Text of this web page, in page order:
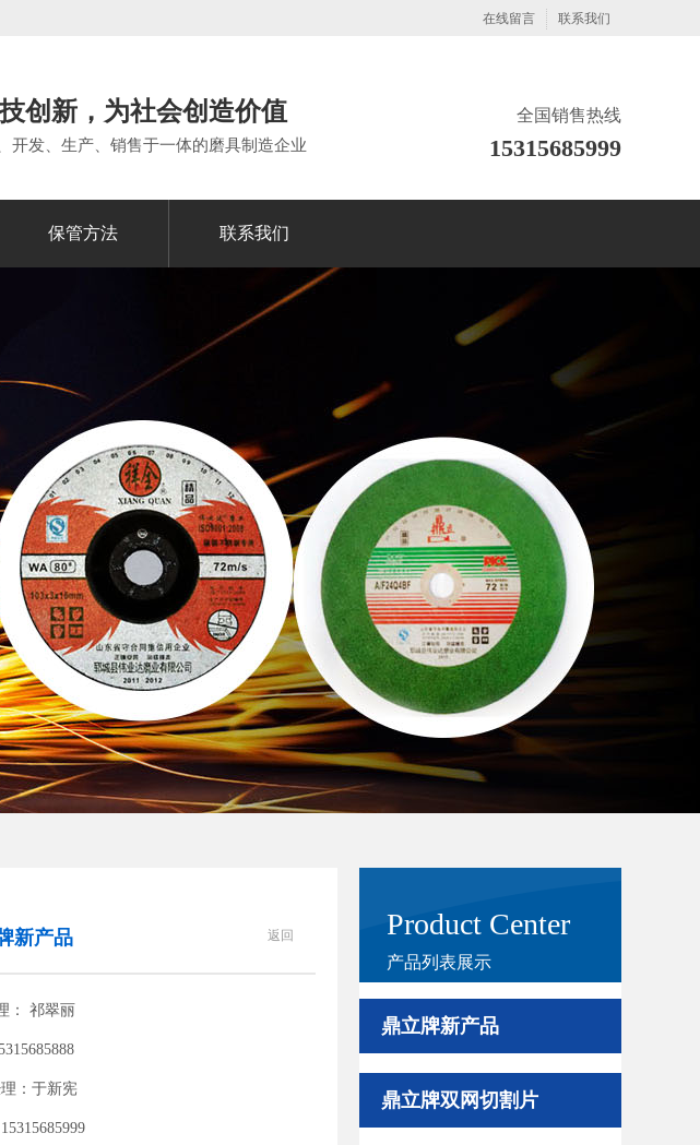
在线留言 联系我们
创新，为社会创造价值
开发、生产、销售于一体的磨具制造企业
全国销售热线
15315685999
保管方法 联系我们
Product Center
产品列表展示
鼎立牌新产品
鼎立牌双网切割片
新产品 返回
： 祁翠丽
理：于新宪